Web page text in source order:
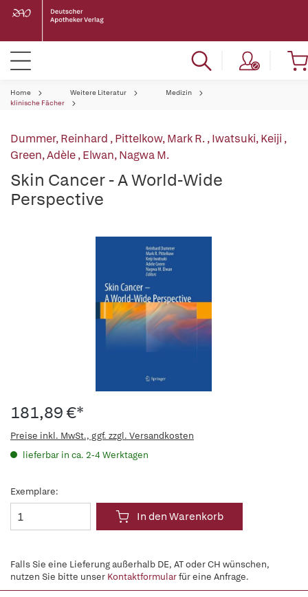
Home Weitere Literatur
Medizin
klinische Fächer
Dummer, Reinhard ,Pittelkow, Mark R.,Iwatsuki, Keiji,
Green, Adèle,Elwan, Nagwa M.
Skin Cancer - A World-Wide
Perspective
181,89 €*
Preise inkl. MwSt., ggf. zzgl. Versandkosten
lieferbar in ca. 2-4 Werktagen
Exemplare:
In den Warenkorb
Falls Sie eine Lieferung außerhalb DE, AT oder CH wünschen,
nutzen Sie bitte unser Kontaktformularfür eine Anfrage.